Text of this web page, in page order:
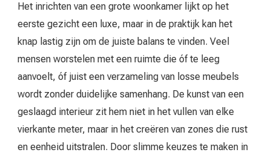
Het inrichten van een grote woonkamer lijkt op het
eerste gezicht een luxe, maar in de praktijk kan het
knap lastig zijn om de juiste balans te vinden. Veel
mensen worstelen met een ruimte die óf te leeg
aanvoelt, óf juist een verzameling van losse meubels
wordt zonder duidelijke samenhang. De kunst van een
geslaagd interieur zit hem niet in het vullen van elke
vierkante meter, maar in het creëren van zones die rust
en eenheid uitstralen. Door slimme keuzes te maken in